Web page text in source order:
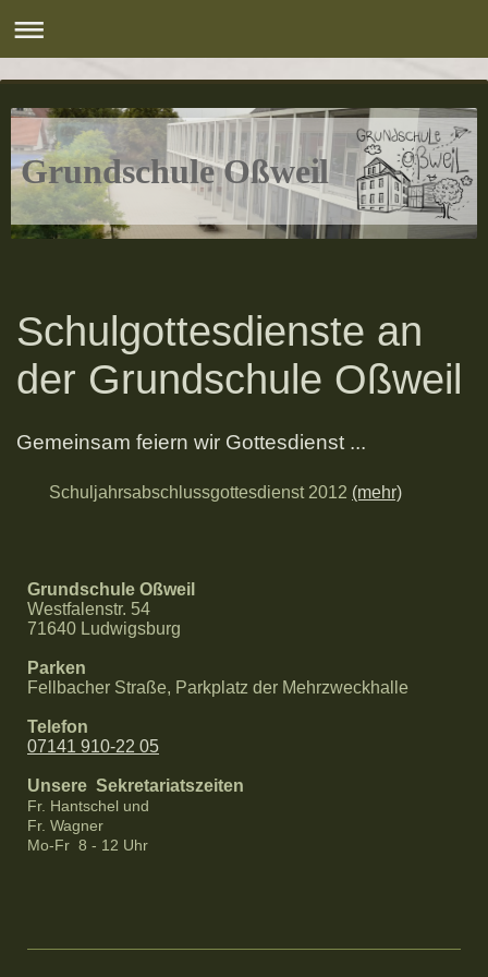
Grundschule Oßweil
Schulgottesdienste an
der Grundschule Oßweil
Gemeinsam feiern wir Gottesdienst ...
Schuljahrsabschlussgottesdienst 2012 (mehr)
Grundschule Oßweil
Westfalenstr. 54
71640 Ludwigsburg
Parken
Fellbacher Straße, Parkplatz der Mehrzweckhalle
Telefon
07141 910-22 05
Unsere Sekretariatszeiten
Fr. Hantschel und
Fr. Wagner
Mo-Fr 8 - 12 Uhr